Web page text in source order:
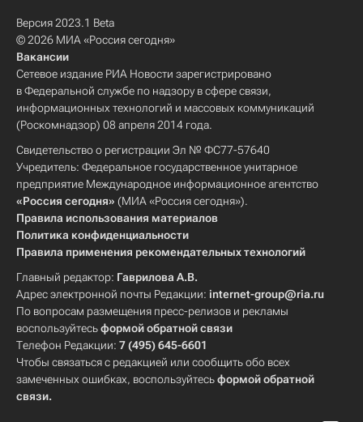
Версия 2023.1 Beta
© 2026 МИА «Россия сегодня»
Вакансии
Сетевое издание РИА Новости зарегистрировано
в Федеральной службе по надзору в сфере связи,
информационных технологий и массовых коммуникаций
(Роскомнадзор) 08 апреля 2014 года.
Свидетельство о регистрации Эл № ФС77-57640
Учредитель: Федеральное государственное унитарное
предприятие Международное информационное агентство
«Россия сегодня» (МИА «Россия сегодня»).
Правила использования материалов
Политика конфиденциальности
Правила применения рекомендательных технологий
Главный редактор: Гаврилова А.В.
Адрес электронной почты Редакции: internet-group@ria.ru
По вопросам размещения пресс-релизов и рекламы
воспользуйтесьформой обратной связи
Телефон Редакции: 7 (495) 645-6601
Чтобы связаться с редакцией или сообщить обо всех
замеченных ошибках, воспользуйтесьформой обратной
связи.